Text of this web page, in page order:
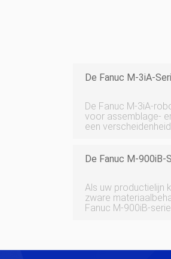
De Fanuc M-3iA-
De Fanuc M-3iA-
voor assemblage-
een
De Fanuc M-900iB-
Als uw productielijn
zware
Fanuc M-900iB-